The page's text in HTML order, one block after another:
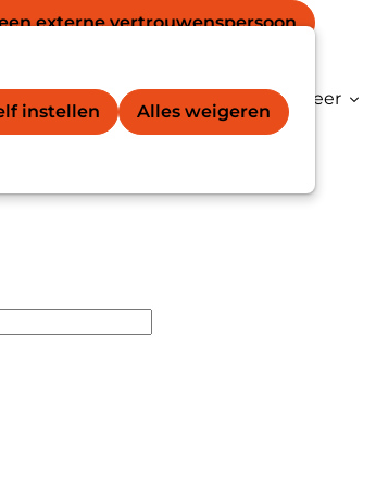
instellen Alles weigeren
Kenniscentrum Meer
externe vertrouwens­persoon